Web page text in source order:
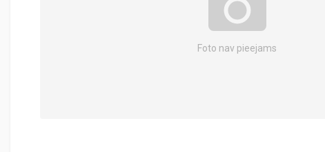
Foto nav pieejams